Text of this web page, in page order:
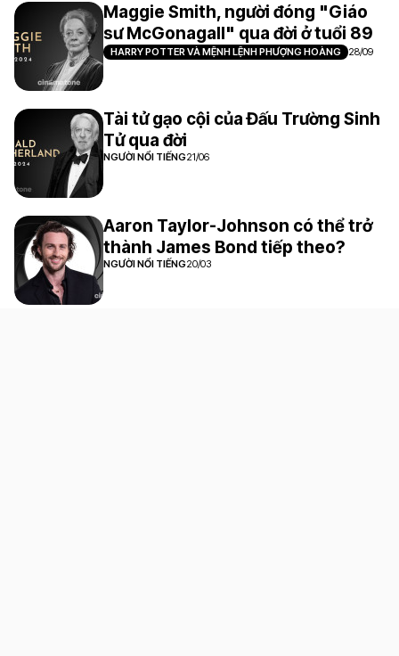
Maggie Smith, người đóng "Giáo
sư McGonagall" qua đời ở tuổi 89
HARRY POTTER VÀ MỆNH LỆNH PHƯỢNG HOÀNG 28/09
Tài tử gạo cội của Đấu Trường Sinh
Tử qua đời
NGƯỜI NỔI TIẾNG21/06
Aaron Taylor-Johnson có thể trở
thành James Bond tiếp theo?
NGƯỜI NỔI TIẾNG20/03